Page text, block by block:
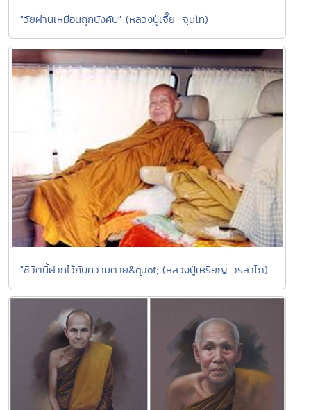
"วัยผ่านเหมือนถูกบังคับ" (หลวงปู่เจี๊ยะ จุนโท)
"ชีวิตนี้ฝากไว้กับความตาย&quot; (หลวงปู่เหรียญ วรลาโภ)